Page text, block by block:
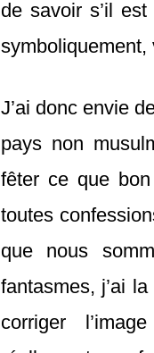
de savoir s’il
symboliquement,
J’ai donc envie
pays non
fêter ce que
toutes
que nous
fantasmes, j’ai
corriger